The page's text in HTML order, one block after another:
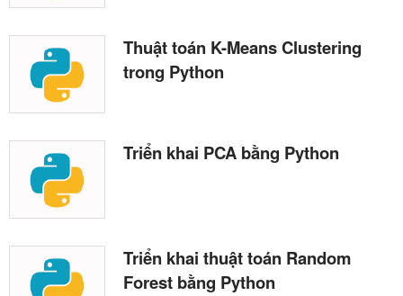
Thuật toán K-Means Clustering
trong Python
Triển khai PCA bằng Python
Triển khai thuật toán Random
Forest bằng Python